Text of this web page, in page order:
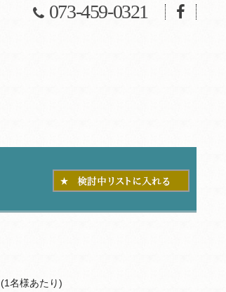
073-459-0321
(1名様あたり)